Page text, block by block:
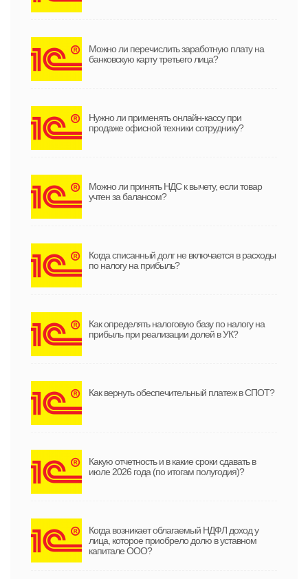
Можно ли перечислить заработную плату на
банковскую карту третьего лица?
Нужно ли применять онлайн-кассу при
продаже офисной техники сотруднику?
Можно ли принять НДС к вычету, если товар
учтен за балансом?
Когда списанный долг не включается в расходы
по налогу на прибыль?
Как определять налоговую базу по налогу на
прибыль при реализации долей в УК?
Как вернуть обеспечительный платеж в СПОТ?
Какую отчетность и в какие сроки сдавать в
июле 2026 года (по итогам полугодия)?
Когда возникает облагаемый НДФЛ доход у
лица, которое приобрело долю в уставном
капитале ООО?